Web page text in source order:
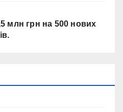
млн грн на 500 нових